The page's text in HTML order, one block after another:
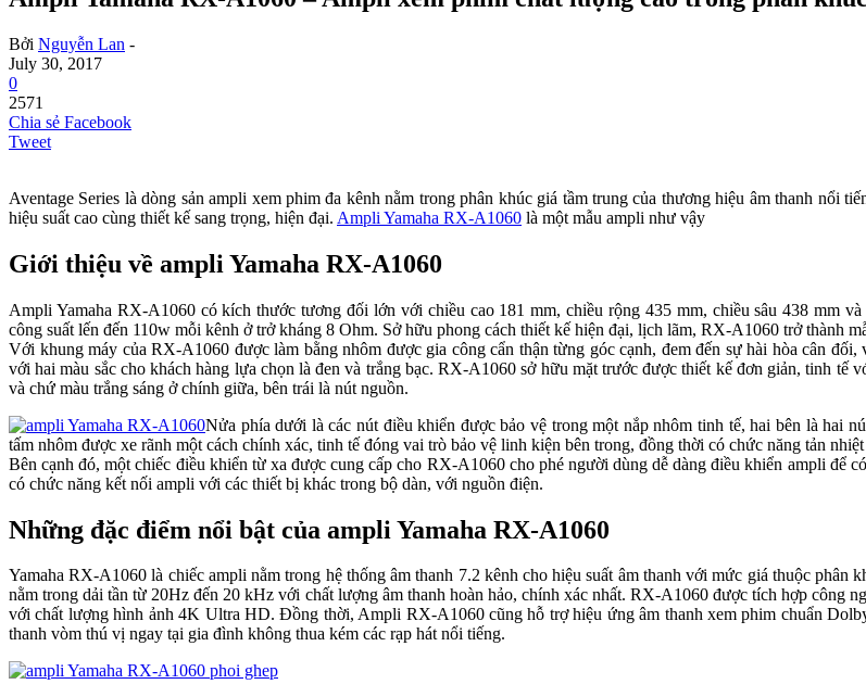
Bởi Nguyễn Lan -
July 30, 2017
0
2571
Chia sẻ Facebook
Tweet
Aventage Series là dòng sản ampli xem phim đa kênh nằm trong phân khúc giá tầm trung của thương hiệu âm thanh nổi
hiệu suất cao cùng thiết kế sang trọng, hiện đại. Ampli Yamaha RX-A1060 là một mẫu ampli như vậy
Giới thiệu về ampli Yamaha RX-A1060
Ampli Yamaha RX-A1060 có kích thước tương đối lớn với chiều cao 181 mm, chiều rộng 435 mm, chiều sâu 438 mm
công suất lến đến 110w mỗi kênh ở trở kháng 8 Ohm. Sở hữu phong cách thiết kế hiện đại, lịch lãm, RX-A1060 trở thành
Với khung máy của RX-A1060 được làm bằng nhôm được gia công cẩn thận từng góc cạnh, đem đến sự hài hòa cân
với hai màu sắc cho khách hàng lựa chọn là đen và trắng bạc. RX-A1060 sở hữu mặt trước được thiết kế đơn giản, tinh tế
và chứ màu trắng sáng ở chính giữa, bên trái là nút nguồn.
Nửa phía dưới là các nút điều khiển được bảo vệ trong một nắp nhôm tinh tế, hai bên là hai
tấm nhôm được xe rãnh một cách chính xác, tinh tế đóng vai trò bảo vệ linh kiện bên trong, đồng thời có chức năng tản
Bên cạnh đó, một chiếc điều khiển từ xa được cung cấp cho RX-A1060 cho phé người dùng dễ dàng điều khiển ampli để
có chức năng kết nối ampli với các thiết bị khác trong bộ dàn, với nguồn điện.
Những đặc điểm nổi bật của ampli Yamaha RX-A1060
Yamaha RX-A1060 là chiếc ampli nằm trong hệ thống âm thanh 7.2 kênh cho hiệu suất âm thanh với mức giá thuộc
nằm trong dải tần từ 20Hz đến 20 kHz với chất lượng âm thanh hoàn hảo, chính xác nhất. RX-A1060 được tích hợp
với chất lượng hình ảnh 4K Ultra HD. Đồng thời, Ampli RX-A1060 cũng hỗ trợ hiệu ứng âm thanh xem phim chuẩn
thanh vòm thú vị ngay tại gia đình không thua kém các rạp hát nổi tiếng.